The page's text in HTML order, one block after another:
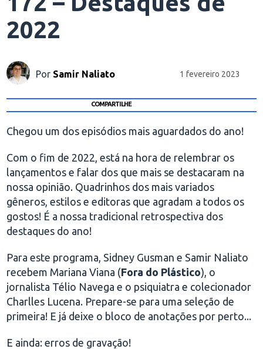
2022
Por Samir Naliato 1 fevereiro 2023
COMPARTILHE
Chegou um dos episódios mais aguardados do ano!
Com o fim de 2022, está na hora de relembrar os
lançamentos e falar dos que mais se destacaram na
nossa opinião. Quadrinhos dos mais variados
gêneros, estilos e editoras que agradam a todos os
gostos! É a nossa tradicional retrospectiva dos
destaques do ano!
Para este programa, Sidney Gusman e Samir Naliato
recebem Mariana Viana (Fora do Plástico), o
jornalista Télio Navega e o psiquiatra e colecionador
Charlles Lucena. Prepare-se para uma seleção de
primeira! E já deixe o bloco de anotações por perto...
E ainda: erros de gravação!